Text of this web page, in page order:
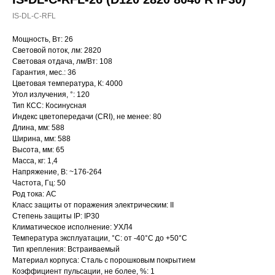
IS-DL-C-RFL
Мощность, Вт: 26
Световой поток, лм: 2820
Световая отдача, лм/Вт: 108
Гарантия, мес.: 36
Цветовая температура, К: 4000
Угол излучения, °: 120
Тип КСС: Косинусная
Индекс цветопередачи (CRI), не менее: 80
Длина, мм: 588
Ширина, мм: 588
Высота, мм: 65
Масса, кг: 1,4
Напряжение, В: ~176-264
Частота, Гц: 50
Род тока: AC
Класс защиты от поражения электрическим: II
Степень защиты IP: IP30
Климатическое исполнение: УХЛ4
Температура эксплуатации, °С: от -40°C до +50°C
Тип крепления: Встраиваемый
Материал корпуса: Сталь с порошковым покрытием
Коэффициент пульсации, не более, %: 1